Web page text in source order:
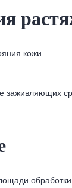
кожи.
заживляющих